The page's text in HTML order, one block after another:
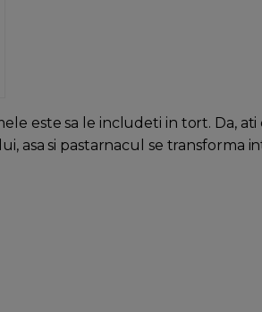
este sa le includeti in tort. Da, ati
asa si pastarnacul se transforma